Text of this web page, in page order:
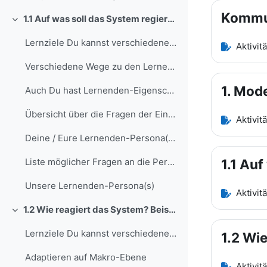
Einklappen 1.1 Auf was soll das System regieren?
Lernziele Du kannst verschiedene Arten von Lernend...
Verschiedene Wege zu den Lernenden-EigenschaftenDe...
Auch Du hast Lernenden-Eigenschaften Beim ersten L...
Übersicht über die Fragen der Einstiegsbefragung
Deine / Eure Lernenden-Persona(s) In dieser Teamau...
Liste möglicher Fragen an die Persona
Unsere Lernenden-Persona(s)
Einklappen 1.2 Wie reagiert das System? Beispiele auf Makro- und Mikro-Ebene
Lernziele Du kannst verschiedene Möglichkeiten auf... (Kopie) (Kopie)
Adaptieren auf Makro-Ebene
1.
1.1
1.2